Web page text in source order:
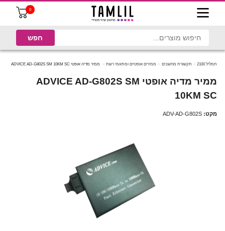
0
תמליל 2100 תקשורת מחשבים ממירים אופטיים ומתאמי רשת ממיר מדיה אופטי ADVICE AD-G802S SM 10KM SC
ממיר מדיה אופטי ADVICE AD-G802S SM
10KM SC
מקט: ADV-AD-G802S